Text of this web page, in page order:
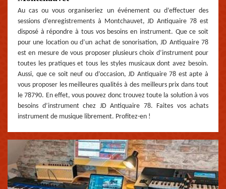
Au cas ou vous organiseriez un événement ou d’effectuer des
sessions d’enregistrements à Montchauvet, JD Antiquaire 78 est
disposé à répondre à tous vos besoins en instrument. Que ce soit
pour une location ou d’un achat de sonorisation, JD Antiquaire 78
est en mesure de vous proposer plusieurs choix d’instrument pour
toutes les pratiques et tous les styles musicaux dont avez besoin.
Aussi, que ce soit neuf ou d’occasion, JD Antiquaire 78 est apte à
vous proposer les meilleures qualités à des meilleurs prix dans tout
le 78790. En effet, vous pouvez donc trouvez toute la solution à vos
besoins d’instrument chez JD Antiquaire 78. Faites vos achats
instrument de musique librement. Profitez-en !